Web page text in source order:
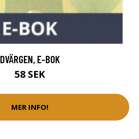
DVÄRGEN, E-BOK
58 SEK
MER INFO!